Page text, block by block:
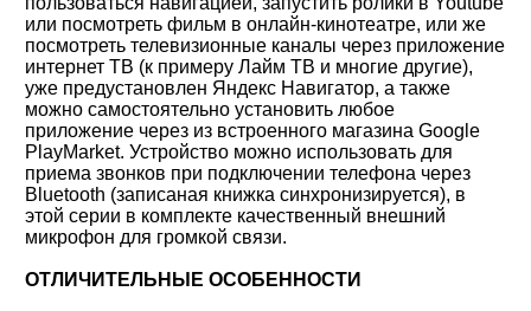
или посмотреть фильм в онлайн-кинотеатре, или же
посмотреть телевизионные каналы через приложение
интернет ТВ (к примеру Лайм ТВ и многие другие),
уже предустановлен Яндекс Навигатор, а также
можно самостоятельно установить любое
приложение через из встроенного магазина Google
PlayMarket. Устройство можно использовать для
приема звонков при подключении телефона через
Bluetooth (записаная книжка синхронизируется), в
этой серии в комплекте качественный внешний
микрофон для громкой связи.
ОТЛИЧИТЕЛЬНЫЕ ОСОБЕННОСТИ